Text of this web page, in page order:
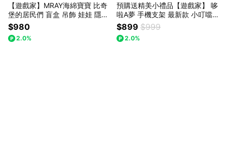
【遊戲家】MRAY海綿寶寶 比奇
堡的居民們 盲盒 吊飾 娃娃 隱藏
版 送精美贈品G2
$980
2.0%
預購送精美小禮品【遊戲家】 哆
啦A夢 手機支架 最新款 小叮噹
桌面立架 平板支架 (不挑款不挑
角色出貨)
$899 $999
2.0%